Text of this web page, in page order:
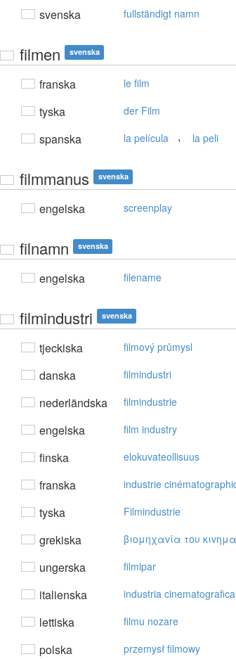
svenska fullständigt namn
filmen svenska
franska le film
tyska der Film
spanska la película , la peli
filmmanus svenska
engelska screenplay
filnamn svenska
engelska filename
filmindustri svenska
tjeckiska filmový průmysl
danska filmindustri
nederländska filmindustrie
engelska film industry
finska elokuvateollisuus
franska industrie
tyska Filmindustrie
grekiska βιoμηχαvία τoυ
ungerska filmipar
italienska industria cinematografica
lettiska filmu nozare
polska przemysł filmowy